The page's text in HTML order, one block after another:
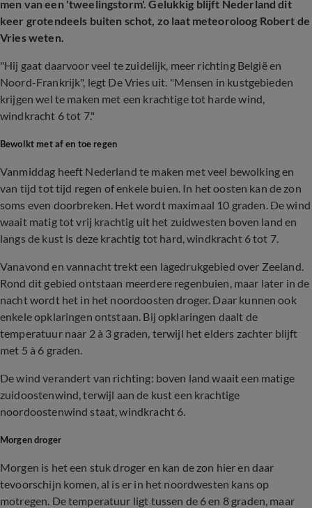
men van een 'tweelingstorm'. Gelukkig blijft Nederland dit
keer grotendeels buiten schot, zo laat meteoroloog Robert de
Vries weten.
"Hij gaat daarvoor veel te zuidelijk, meer richting België en
Noord-Frankrijk", legt De Vries uit. "Mensen in kustgebieden
krijgen wel te maken met een krachtige tot harde wind,
windkracht 6 tot 7."
Bewolkt met af en toe regen
Vanmiddag heeft Nederland te maken met veel bewolking en
van tijd tot tijd regen of enkele buien. In het oosten kan de zon
soms even doorbreken. Het wordt maximaal 10 graden. De wind
waait matig tot vrij krachtig uit het zuidwesten boven land en
langs de kust is deze krachtig tot hard, windkracht 6 tot 7.
Vanavond en vannacht trekt een lagedrukgebied over Zeeland.
Rond dit gebied ontstaan meerdere regenbuien, maar later in de
nacht wordt het in het noordoosten droger. Daar kunnen ook
enkele opklaringen ontstaan. Bij opklaringen daalt de
temperatuur naar 2 à 3 graden, terwijl het elders zachter blijft
met 5 à 6 graden.
De wind verandert van richting: boven land waait een matige
zuidoostenwind, terwijl aan de kust een krachtige
noordoostenwind staat, windkracht 6.
Morgen droger
Morgen is het een stuk droger en kan de zon hier en daar
tevoorschijn komen, al is er in het noordwesten kans op
motregen. De temperatuur ligt tussen de 6 en 8 graden, maar